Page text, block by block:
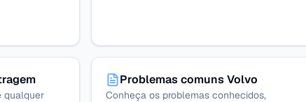
qualquer
Problemas comuns Volvo
Conheça os problemas conhecidos,